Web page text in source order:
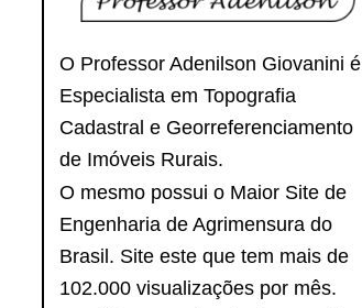
O Professor Adenilson Giovanini é
Especialista em Topografia
Cadastral e Georreferenciamento
de Imóveis Rurais.
O mesmo possui o Maior Site de
Engenharia de Agrimensura do
Brasil. Site este que tem mais de
102.000 visualizações por mês.